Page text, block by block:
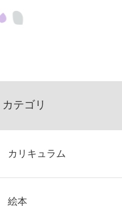
カテゴリ
カリキュラム
絵本